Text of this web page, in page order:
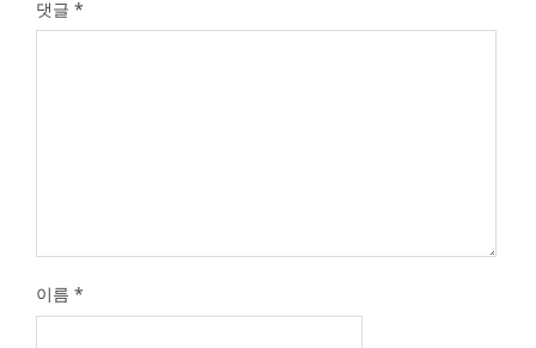
댓글 *
이름 *